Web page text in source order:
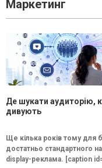
Маркетинг
Де шукати аудиторію,
дивують
Ще кілька років тому для
достатньо стандартного
display-реклама. [caption